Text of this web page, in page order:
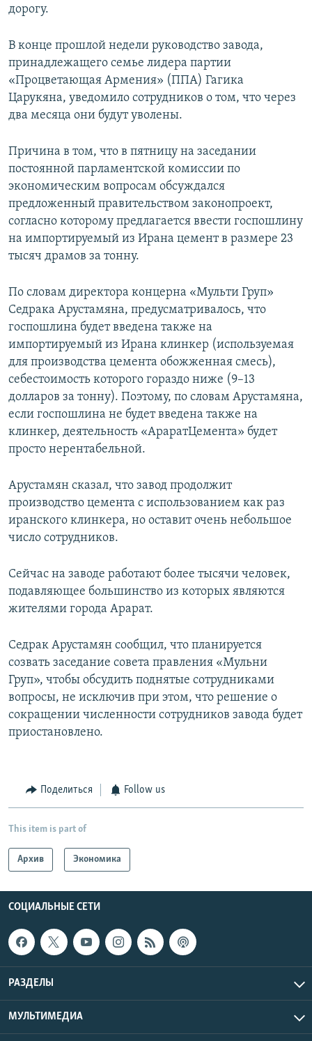
дорогу.
В конце прошлой недели руководство завода,
принадлежащего семье лидера партии
«Процветающая Армения» (ППА) Гагика
Царукяна, уведомило сотрудников о том, что через
два месяца они будут уволены.
Причина в том, что в пятницу на заседании
постоянной парламентской комиссии по
экономическим вопросам обсуждался
предложенный правительством законопроект,
согласно которому предлагается ввести госпошлину
на импортируемый из Ирана цемент в размере 23
тысяч драмов за тонну.
По словам директора концерна «Мульти Груп»
Седрака Арустамяна, предусматривалось, что
госпошлина будет введена также на
импортируемый из Ирана клинкер (используемая
для производства цемента обожженная смесь),
себестоимость которого гораздо ниже (9–13
долларов за тонну). Поэтому, по словам Арустамяна,
если госпошлина не будет введена также на
клинкер, деятельность «АраратЦемента» будет
просто нерентабельной.
Арустамян сказал, что завод продолжит
производство цемента с использованием как раз
иранского клинкера, но оставит очень небольшое
число сотрудников.
Сейчас на заводе работают более тысячи человек,
подавляющее большинство из которых являются
жителями города Арарат.
Седрак Арустамян сообщил, что планируется
созвать заседание совета правления «Мульни
Груп», чтобы обсудить поднятые сотрудниками
вопросы, не исключив при этом, что решение о
сокращении численности сотрудников завода будет
приостановлено.
Поделиться Follow us
This item is part of
Архив Экономика
СОЦИАЛЬНЫЕ СЕТИ
РАЗДЕЛЫ
МУЛЬТИМЕДИА